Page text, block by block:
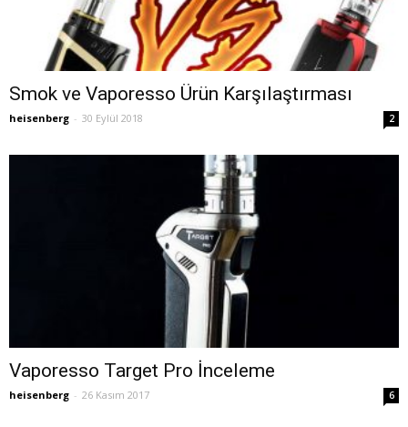
Smok ve Vaporesso Ürün Karşılaştırması
heisenberg - 30 Eylül 2018 2
Vaporesso Target Pro İnceleme
heisenberg - 26 Kasım 2017 6